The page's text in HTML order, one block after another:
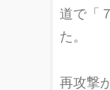
道で「
た。
再攻撃